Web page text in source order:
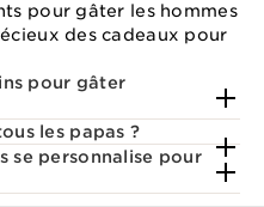
pour gâter les hommes
des cadeaux pour
pour gâter
les papas ?
se personnalise pour